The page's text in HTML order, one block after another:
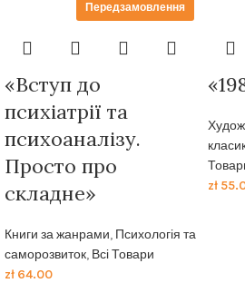
Передзамовлення
«Вступ до
психіатрії та
психоаналізу.
Просто про
складне»
Книги за жанрами, Психологія та
саморозвиток, Всі Товари
zł 64.00
zł